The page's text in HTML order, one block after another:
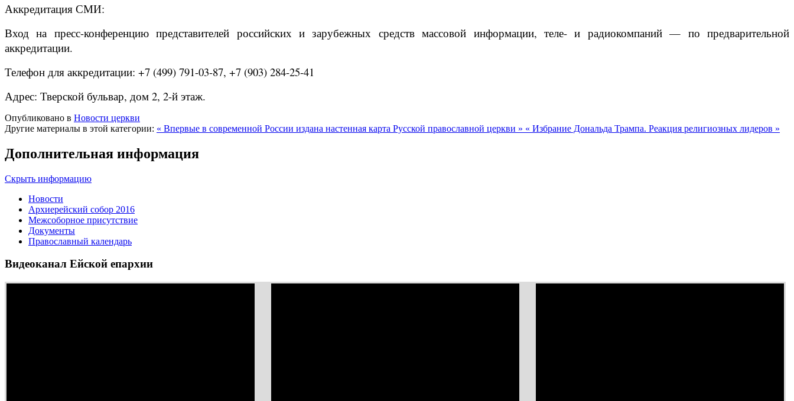
Аккредитация СМИ:
Вход на пресс-конференцию представителей российских и зарубежных средств массовой информации, теле- и радиокомпаний — по предварительной
аккредитации.
Телефон для аккредитации: +7 (499) 791-03-87, +7 (903) 284-25-41
Адрес: Тверской бульвар, дом 2, 2-й этаж.
Опубликовано в Новости церкви
Другие материалы в этой категории: « Впервые в современной России издана настенная карта Русской православной церкви » « Избрание Дональда Трампа. Реакция религиозных лидеров »
Дополнительная информация
Скрыть информацию
Новости
Архиерейский собор 2016
Межсоборное присутствие
Документы
Православный календарь
Видеоканал Ейской епархии